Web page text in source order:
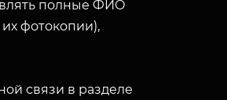
полные ФИО
фотокопии),
связи в разделе